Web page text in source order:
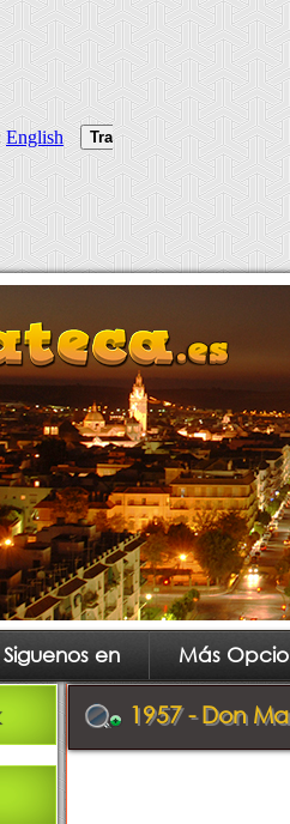
Siguenos en Más
1957 - Don